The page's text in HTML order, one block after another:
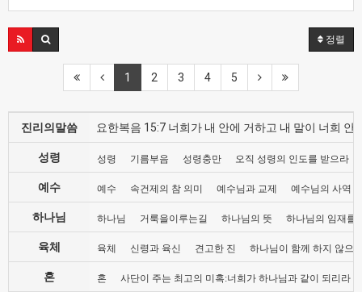
정렬
1 2 3 4 5
진리의말씀 요한복음 15:7 너희가 내 안에 거하고 내 말이 너희
성령 성령 기름부음 성령충만 오직 성령의 인도를 받으라
예수 예수 속건제의 참 의미 예수님과 교제 예수님의 사역
하나님 하나님 거룩을이루는길 하나님의 뜻 하나님의 임재를
육체 육체 신령과 육신 견고한 진 하나님이 함께 하지 않으
혼 혼 사단이 주는 최고의 미혹:너희가 하나님과 같이 되리라